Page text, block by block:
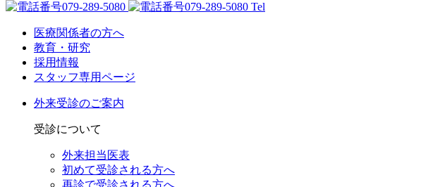
Tel
医療関係者の方へ
教育・研究
採用情報
スタッフ専用ページ
外来受診のご案内
受診について
外来担当医表
初めて受診される方へ
再診で受診される方へ